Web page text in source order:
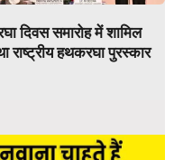
दिवस समारोह में शामिल
हथकरघा पुरस्कार